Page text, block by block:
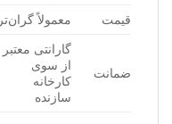
قیمت معمولاً گران‌تر
ضمانت
گارانتی معتبر
از سوی
کارخانه
سازنده